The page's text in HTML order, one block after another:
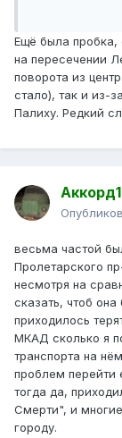
Ещё была пробка,
на пересечении
поворота из
стало), так и из-
Палиху. Редкий
весьма частой
Пролетарского
несмотря на
сказать, чтоб
приходилось
МКАД сколько я
транспорта на
проблем перейти
тогда да,
Смерти", и
городу.